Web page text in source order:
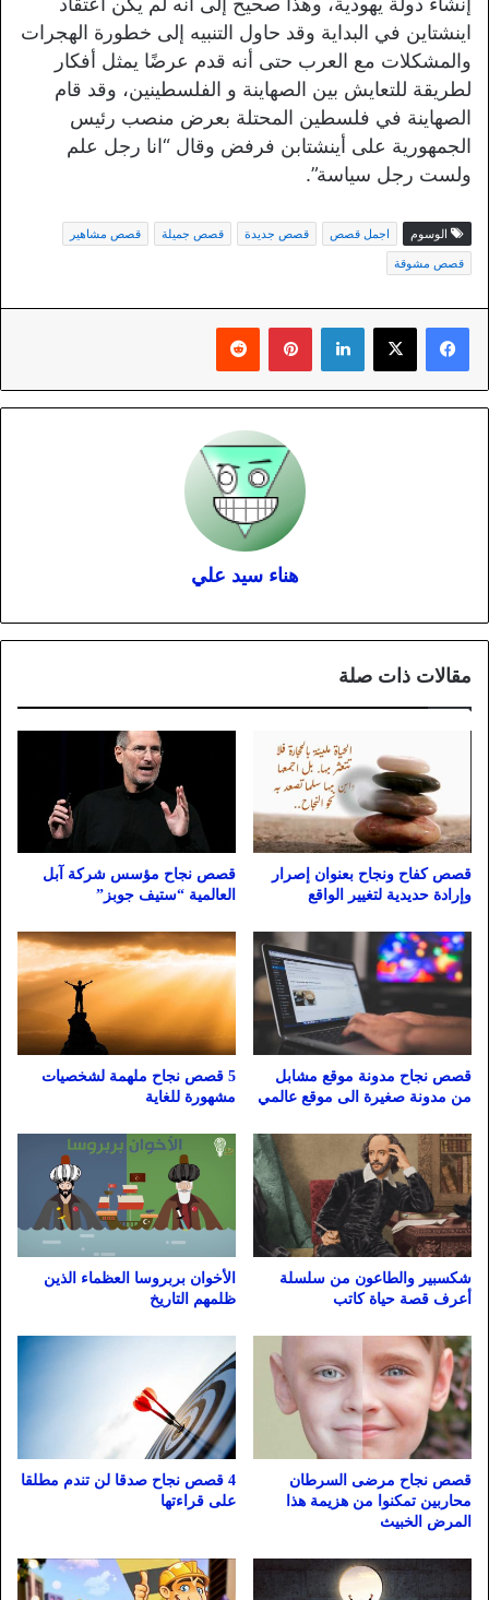
اينشتاين في البداية وقد حاول التنبيه إلى خطورة الهجرات
والمشكلات مع العرب حتى أنه قدم عرضًا يمثل أفكار
لطريقة للتعايش بين الصهاينة و الفلسطينين، وقد قام
الصهاينة في فلسطين المحتلة بعرض منصب رئيس
الجمهورية على أينشتابن فرفض وقال “انا رجل علم
ولست رجل سياسة”.
الوسوم اجمل قصص قصص جديدة قصص جميلة
قصص مشاهير
قصص مشوقة
لينكدإن بينتيريست
هناء سيد علي
مقالات ذات صلة
قصص كفاح ونجاح بعنوان إصرار
وإرادة حديدية لتغيير الواقع
قصص نجاح مؤسس شركة آبل
العالمية “ستيف جوبز”
قصص نجاح مدونة موقع مشابل
من مدونة صغيرة الى موقع عالمي
5 قصص نجاح ملهمة لشخصيات
مشهورة للغاية
شكسبير والطاعون من سلسلة
أعرف قصة حياة كاتب
الأخوان بربروسا العظماء الذين
ظلمهم التاريخ
قصص نجاح مرضى السرطان
محاربين تمكنوا من هزيمة هذا
المرض الخبيث
4 قصص نجاح صدقا لن تندم مطلقا
على قراءتها